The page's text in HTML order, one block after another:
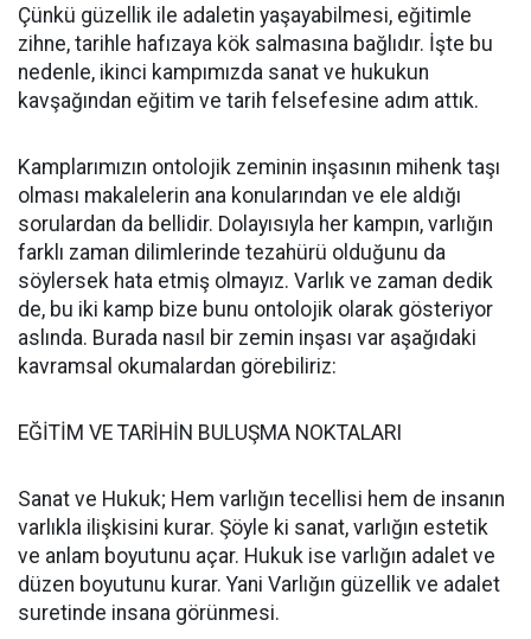
Çünkü güzellik ile adaletin yaşayabilmesi, eğitimle
zihne, tarihle hafızaya kök salmasına bağlıdır. İşte bu
nedenle, ikinci kampımızda sanat ve hukukun
kavşağından eğitim ve tarih felsefesine adım attık.
Kamplarımızın ontolojik zeminin inşasının mihenk taşı
olması makalelerin ana konularından ve ele aldığı
sorulardan da bellidir. Dolayısıyla her kampın, varlığın
farklı zaman dilimlerinde tezahürü olduğunu da
söylersek hata etmiş olmayız. Varlık ve zaman dedik
de, bu iki kamp bize bunu ontolojik olarak gösteriyor
aslında. Burada nasıl bir zemin inşası var aşağıdaki
kavramsal okumalardan görebiliriz:
EĞİTİM VE TARİHİN BULUŞMA NOKTALARI
Sanat ve Hukuk; Hem varlığın tecellisi hem de insanın
varlıkla ilişkisini kurar. Şöyle ki sanat, varlığın estetik
ve anlam boyutunu açar. Hukuk ise varlığın adalet ve
düzen boyutunu kurar. Yani Varlığın güzellik ve adalet
suretinde insana görünmesi.